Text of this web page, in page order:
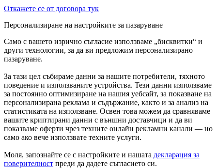
Откажете се от договора тук
Персонализиране на настройките за пазаруване
Само с вашето изрично съгласие използваме „бисквитки“ и
други технологии, за да ви предложим персонализирано
пазаруване.
За тази цел събираме данни за нашите потребители, тяхното
поведение и използваните устройства. Тези данни използваме
за постоянно оптимизиране на нашия уебсайт, за показване на
персонализирана реклама и съдържание, както и за анализ на
статистиката на използване. Освен това можем да сравняваме
вашите криптирани данни с външни доставчици и да ви
показваме оферти чрез техните онлайн рекламни канали — но
само ако вече използвате техните услуги.
Моля, запознайте се с настройките и нашата декларация за
поверителност преди да дадете съгласието си.